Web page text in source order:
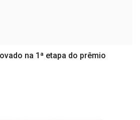
na 1ª etapa do prêmio